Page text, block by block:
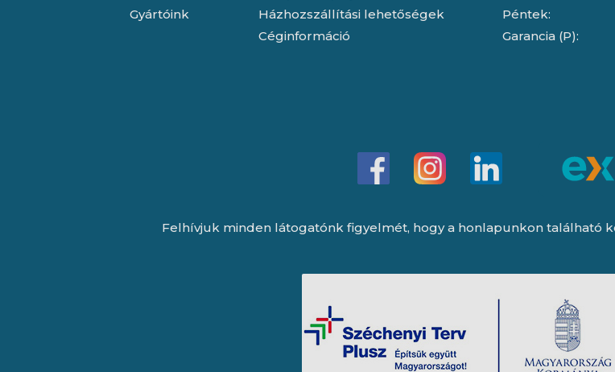
Gyártóink
Házhozszállítási lehetőségek
Céginformáció
Péntek:
Garancia (P):
Felhívjuk minden látogatónk figyelmét, hogy a honlapunkon található